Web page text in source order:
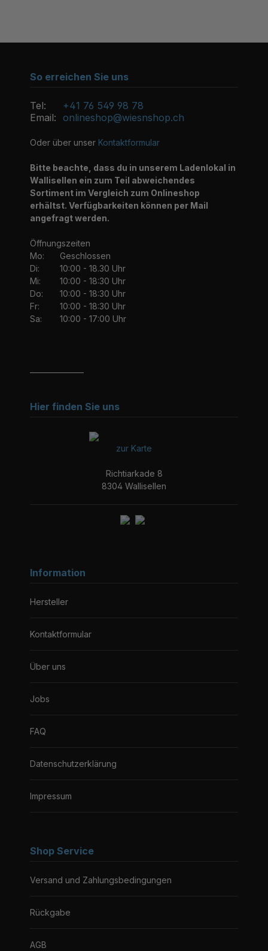
So erreichen Sie uns
Tel:
+41 76 549 98 78
Email: onlineshop@wiesnshop.ch
Oder über unser Kontaktformular
Bitte beachte, dass du in unserem Ladenlokal in
Wallisellen ein zum Teil abweichendes
Sortiment im Vergleich zum Onlineshop
erhältst. Verfügbarkeiten können per Mail
angefragt werden.
Öffnungszeiten
Mo:
Geschlossen
Di:
10:00 - 18.30 Uhr
Mi:
10:00 - 18:30 Uhr
Do:
10:00 - 18:30 Uhr
Fr:
10:00 - 18:30 Uhr
Sa:
10:00 - 17:00 Uhr
Hier finden Sie uns
zur Karte
Richtiarkade 8
8304 Wallisellen
Information
Hersteller
Kontaktformular
Über uns
Jobs
FAQ
Datenschutzerklärung
Impressum
Shop Service
Versand und Zahlungsbedingungen
Rückgabe
AGB